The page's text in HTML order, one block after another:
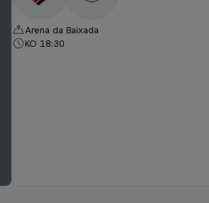
Arena da Baixada
KO 18:30